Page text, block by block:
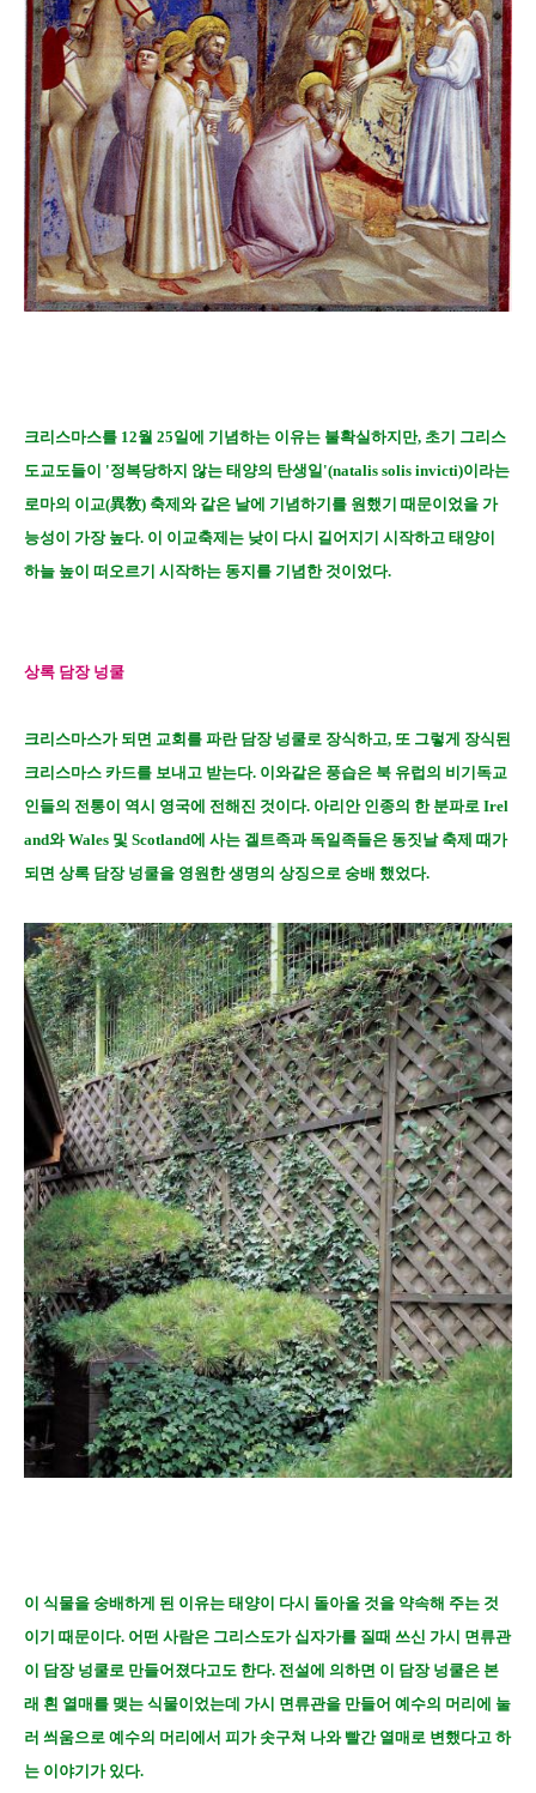
크리스마스를 12월 25일에 기념하는 이유는 불확실하지만, 초기 그리스
도교도들이 '정복당하지 않는 태양의 탄생일'(natalis solis invicti)이라는
로마의 이교(異敎) 축제와 같은 날에 기념하기를 원했기 때문이었을 가
능성이 가장 높다. 이 이교축제는 낮이 다시 길어지기 시작하고 태양이
하늘 높이 떠오르기 시작하는 동지를 기념한 것이었다.
상록 담장 넝쿨
크리스마스가 되면 교회를 파란 담장 넝쿨로 장식하고, 또 그렇게 장식된
크리스마스 카드를 보내고 받는다. 이와같은 풍습은 북 유럽의 비기독교
인들의 전통이 역시 영국에 전해진 것이다. 아리안 인종의 한 분파로 Irel
and와 Wales 및 Scotland에 사는 겔트족과 독일족들은 동짓날 축제 때가
되면 상록 담장 넝쿨을 영원한 생명의 상징으로 숭배 했었다.
이 식물을 숭배하게 된 이유는 태양이 다시 돌아올 것을 약속해 주는 것
이기 때문이다. 어떤 사람은 그리스도가 십자가를 질때 쓰신 가시 면류관
이 담장 넝쿨로 만들어졌다고도 한다. 전설에 의하면 이 담장 넝쿨은 본
래 흰 열매를 맺는 식물이었는데 가시 면류관을 만들어 예수의 머리에 눌
러 씌움으로 예수의 머리에서 피가 솟구쳐 나와 빨간 열매로 변했다고 하
는 이야기가 있다.